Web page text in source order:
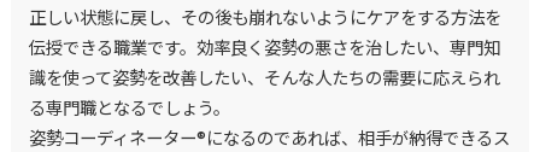
正しい状態に戻し、その後も崩れないようにケアをする方法を
伝授できる職業です。効率良く姿勢の悪さを治したい、専門知
識を使って姿勢を改善したい、そんな人たちの需要に応えられ
る専門職となるでしょう。
姿勢コーディネーター®になるのであれば、相手が納得できるス